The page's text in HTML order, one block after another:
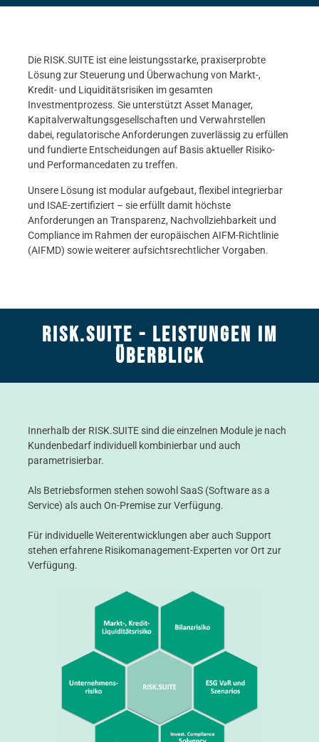
Die RISK.SUITE ist eine leistungsstarke, praxiserprobte
Lösung zur Steuerung und Überwachung von Markt-,
Kredit- und Liquiditätsrisiken im gesamten
Investmentprozess. Sie unterstützt Asset Manager,
Kapitalverwaltungsgesellschaften und Verwahrstellen
dabei, regulatorische Anforderungen zuverlässig zu erfüllen
und fundierte Entscheidungen auf Basis aktueller Risiko-
und Performancedaten zu treffen.
Unsere Lösung ist modular aufgebaut, flexibel integrierbar
und ISAE-zertifiziert – sie erfüllt damit höchste
Anforderungen an Transparenz, Nachvollziehbarkeit und
Compliance im Rahmen der europäischen AIFM-Richtlinie
(AIFMD) sowie weiterer aufsichtsrechtlicher Vorgaben.
RISK.SUITE - Leistungen im
Überblick
Innerhalb der RISK.SUITE sind die einzelnen Module je nach
Kundenbedarf individuell kombinierbar und auch
parametrisierbar.
Als Betriebsformen stehen sowohl SaaS (Software as a
Service) als auch On-Premise zur Verfügung.
Für individuelle Weiterentwicklungen aber auch Support
stehen erfahrene Risikomanagement-Experten vor Ort zur
Verfügung.